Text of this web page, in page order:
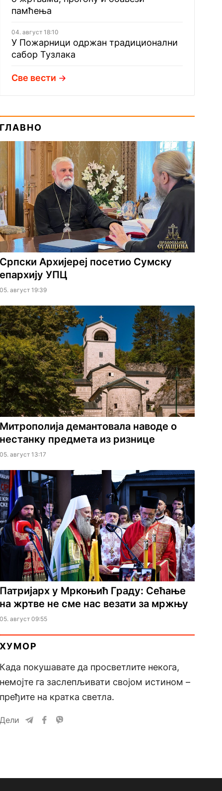
памћења
04. август 18:10
У Пожарници одржан традиционални
сабор Тузлака
Све вести
ГЛАВНО
Српски Архијереј посетио Сумску
епархију УПЦ
05. август 19:39
Митрополија демантовала наводе о
нестанку предмета из ризнице
05. август 13:17
Патријарх у Мркоњић Граду: Сећање
на жртве не сме нас везати за мржњу
05. август 09:55
ХУМОР
Када покушавате да просветлите некога,
немојте га заслепљивати својом истином –
пређите на кратка светла.
Дели